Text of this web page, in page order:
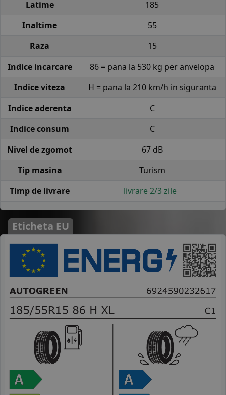
Latime
185
Inaltime
55
Raza
15
Indice incarcare
86 = pana la 530 kg per anvelopa
Indice viteza
H = pana la 210 km/h in siguranta
Indice aderenta
C
Indice consum
C
Nivel de zgomot
67 dB
Tip masina
Turism
Timp de livrare
livrare 2/3 zile
Eticheta EU